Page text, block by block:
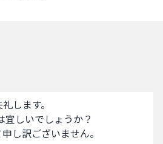
します。
宜しいでしょうか？
し訳ございません。